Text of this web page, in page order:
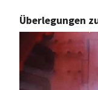
Überlegungen